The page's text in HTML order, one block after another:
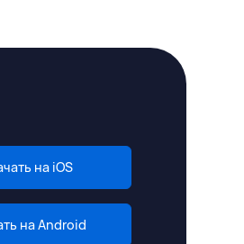
на iOS
на Android